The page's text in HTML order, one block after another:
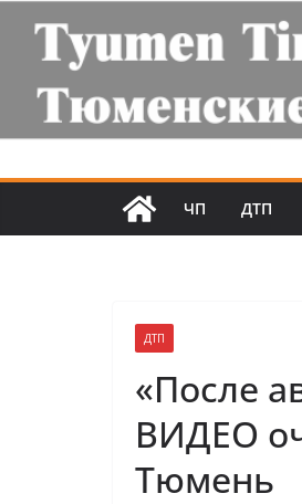
ЧП ДТП
ДТП
«После
ВИДЕО
Тюмень